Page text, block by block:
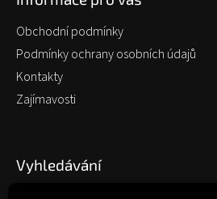
Obchodní podmínky
Podmínky ochrany osobních údajů
Kontakty
Zajímavosti
Vyhledávání